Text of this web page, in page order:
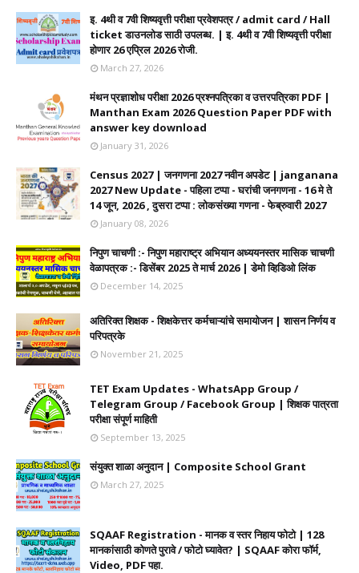
इ. 4थी व 7वी शिष्यवृत्ती परीक्षा प्रवेशपत्र / admit card / Hall
ticket डाउनलोड साठी उपलब्ध. | इ. 4थी व 7वी शिष्यवृत्ती परीक्षा
होणार 26 एप्रिल 2026 रोजी.
March 27, 2026
मंथन प्रज्ञाशोध परीक्षा 2026 प्रश्नपत्रिका व उत्तरपत्रिका PDF |
Manthan Exam 2026 Question Paper PDF with
answer key download
January 31, 2026
Census 2027 | जनगणना 2027 नवीन अपडेट | janganana
2027 New Update - पहिला टप्पा - घरांची जनगणना - 16 मे ते
14 जून, 2026 , दुसरा टप्पा : लोकसंख्या गणना - फेब्रुवारी 2027
January 08, 2026
निपुण चाचणी :- निपुण महाराष्ट्र अभियान अध्ययनस्तर मासिक चाचणी
वेळापत्रक :- डिसेंबर 2025 ते मार्च 2026 | डेमो व्हिडिओ लिंक
December 14, 2025
अतिरिक्त शिक्षक - शिक्षकेत्तर कर्मचाऱ्यांचे समायोजन | शासन निर्णय व
परिपत्रके
November 21, 2025
TET Exam Updates - WhatsApp Group /
Telegram Group / Facebook Group | शिक्षक पात्रता
परीक्षा संपूर्ण माहिती
September 13, 2025
संयुक्त शाळा अनुदान | Composite School Grant
March 27, 2025
SQAAF Registration - मानक व स्तर निहाय फोटो | 128
मानकांसाठी कोणते पुरावे / फोटो घ्यावेत? | SQAAF कोरा फॉर्म,
Video, PDF पहा.